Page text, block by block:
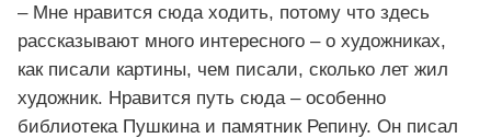
– Мне нравится сюда ходить, потому что здесь
рассказывают много интересного – о художниках,
как писали картины, чем писали, сколько лет жил
художник. Нравится путь сюда – особенно
библиотека Пушкина и памятник Репину. Он писал